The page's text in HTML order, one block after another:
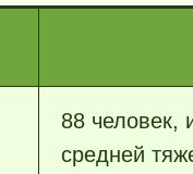
88 человек,
средней